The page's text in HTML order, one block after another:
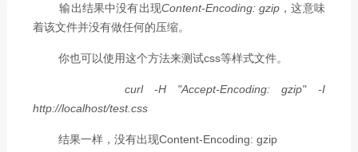
输出结果中没有出现Content-Encoding: gzip ，这意味
着该文件并没有做任何的压缩。
你也可以使用这个方法来测试css等样式文件。
curl -H "Accept-Encoding: gzip" -I
http://localhost/test.css
结果一样，没有出现Content-Encoding: gzip